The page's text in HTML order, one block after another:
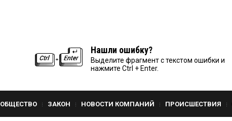
Нашли ошибку?
Выделите фрагмент с текстом ошибки и
нажмите Ctrl + Enter.
ОБЩЕСТВО ЗАКОН НОВОСТИ КОМПАНИЙ ПРОИСШЕСТВИЯ